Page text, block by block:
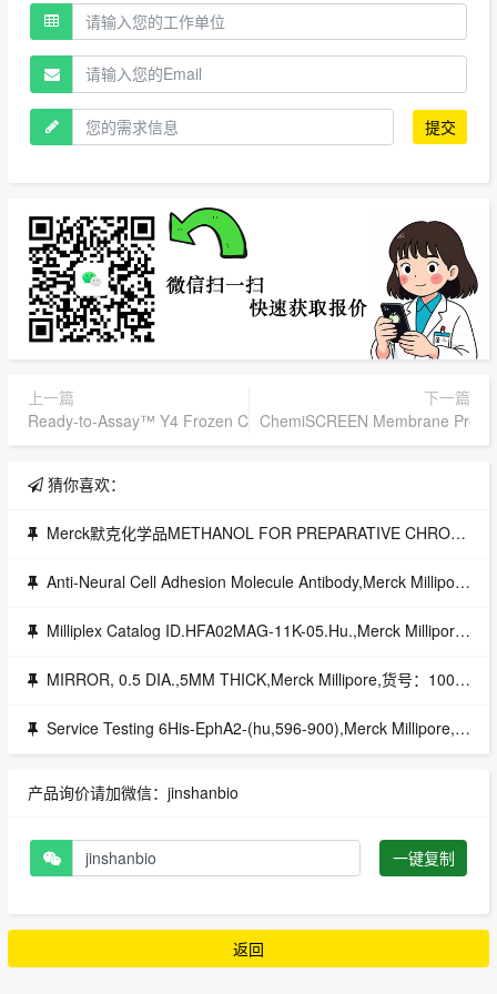
提交
上一篇
Ready-to-Assay™ Y4 Frozen Cells,Merck Millipore,货号：
下一篇
ChemiSCREEN Membrane
猜你喜欢：
Merck默克化学品METHANOL FOR PREPARATIVE CHROMATOGRAPHY PREPSOLV
Anti-Neural Cell Adhesion Molecule Antibody,Merck Millipore,1EA货号：AB5032
Milliplex Catalog ID.HFA02MAG-11K-05.Hu.,Merck Millipore,EA货号：HFA02MAG-11K-05
MIRROR, 0.5 DIA.,5MM THICK,Merck Millipore,货号：1000-0520
Service Testing 6His-EphA2-(hu,596-900),Merck Millipore,货号：14-560HTIC
产品询价请加微信：jinshanbio
一键复制
返回